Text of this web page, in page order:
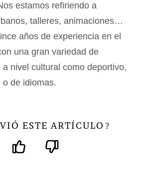
estamos refiriendo a
talleres, animaciones…
años de experiencia en el
una gran variedad de
nivel cultural como deportivo,
de idiomas.
ESTE ARTÍCULO ?